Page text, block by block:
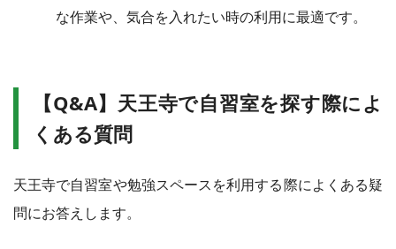
な作業や、気合を入れたい時の利用に最適です。
【Q&A】天王寺で自習室を探す際によ
くある質問
天王寺で自習室や勉強スペースを利用する際によくある疑
問にお答えします。